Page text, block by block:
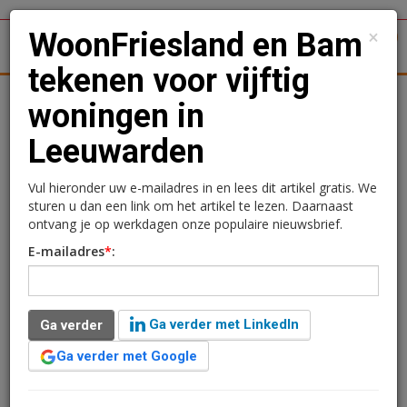
Woningmarkt Kantoren Retail
WoonFriesland en Bam
tekenen voor vijftig
woningen in Leeuwarden
WoonFriesland en Bam Wonen hebben een
overeenkomst getekend voor de realisatie van vijftig
woningen in Leeuwarden. Ze komen in de wijk Nieuw
×
WoonFriesland en Bam
tekenen voor vijftig
woningen in
Leeuwarden
Vul hieronder uw e-mailadres in en lees dit artikel gratis. We
sturen u dan een link om het artikel te lezen. Daarnaast
ontvang je op werkdagen onze populaire nieuwsbrief.
E-mailadres*:
Ga verder
Ga verder met LinkedIn
Ga verder met Google